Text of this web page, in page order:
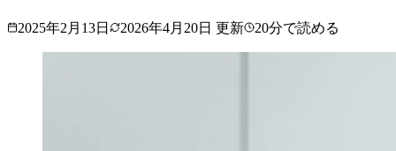
2025年2月13日 2026年4月20日 更新 20分で読める